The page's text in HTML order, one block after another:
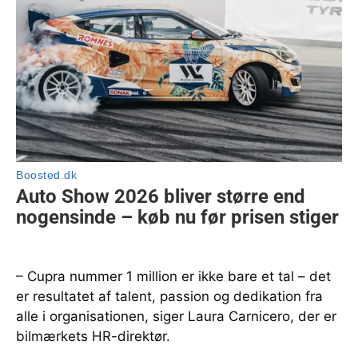
– Cupra nummer 1 million er ikke bare et tal – det
er resultatet af talent, passion og dedikation fra
alle i organisationen, siger Laura Carnicero, der er
bilmærkets HR-direktør.